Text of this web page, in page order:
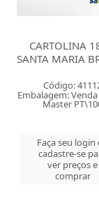
CARTOLINA
SANTA MARIA
Código:
Embalagem:
Master
Faça seu login
cadastre-se
ver preços e
comprar